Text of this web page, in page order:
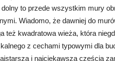
to przede wszystkim mury
Wiadomo, że dawniej do
też kwadratowa wieża, która
z cechami typowymi dla
i najciekawszą częścią